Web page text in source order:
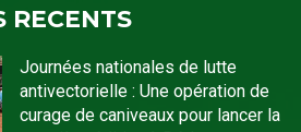
RECENTS
Journées nationales de lutte
antivectorielle : Une opération de
curage de caniveaux pour lancer la